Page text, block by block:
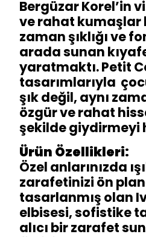
Bergüzar Korel’in
ve rahat kumaşlar
zaman şıklığı ve
arada sunan
yaratmaktı. Petit
tasarımlarıyla
şık değil, aynı
özgür ve rahat
şekilde giydirmeyi
Ürün Özellikleri:
Özel anlarınızda
zarafetinizi ön
tasarlanmış olan
elbisesi, sofistike
alıcı bir zarafet